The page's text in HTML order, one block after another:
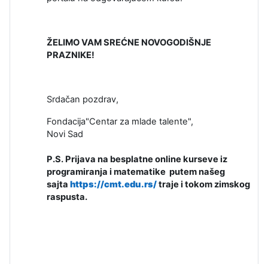
ŽELIMO VAM SREĆNE NOVOGODIŠNJE
PRAZNIKE!
Srdačan pozdrav,
Fondacija"Centar za mlade talente",
Novi Sad
P.S. Prijava na besplatne online kurseve iz
programiranja i matematike putem našeg
sajta https://cmt.edu.rs/traje i tokom zimskog
raspusta.